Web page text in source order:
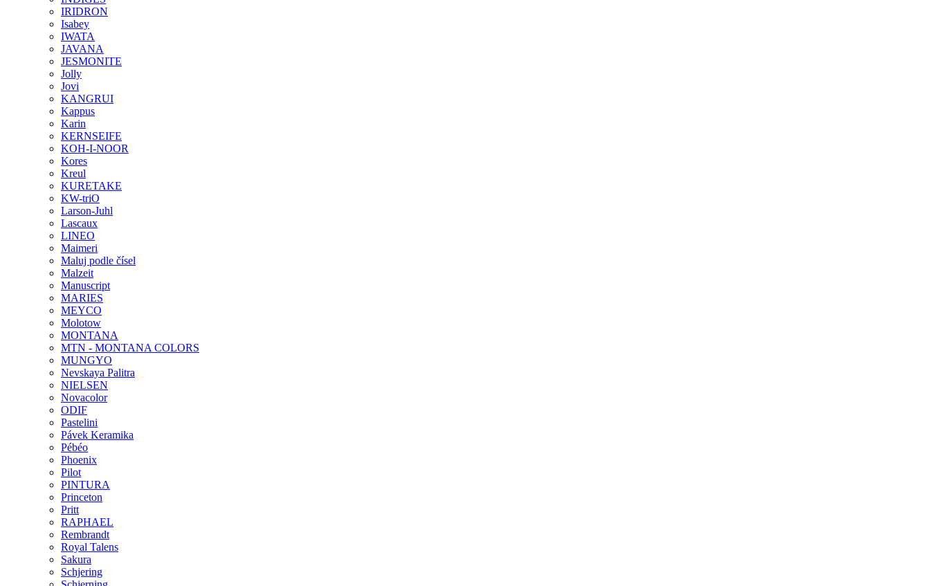
IRIDRON
Isabey
IWATA
JAVANA
JESMONITE
Jolly
Jovi
KANGRUI
Kappus
Karin
KERNSEIFE
KOH-I-NOOR
Kores
Kreul
KURETAKE
KW-triO
Larson-Juhl
Lascaux
LINEO
Maimeri
Maluj podle čísel
Malzeit
Manuscript
MARIES
MEYCO
Molotow
MONTANA
MTN - MONTANA COLORS
MUNGYO
Nevskaya Palitra
NIELSEN
Novacolor
ODIF
Pastelini
Pávek Keramika
Pébéo
Phoenix
Pilot
PINTURA
Princeton
Pritt
RAPHAEL
Rembrandt
Royal Talens
Sakura
Schjering